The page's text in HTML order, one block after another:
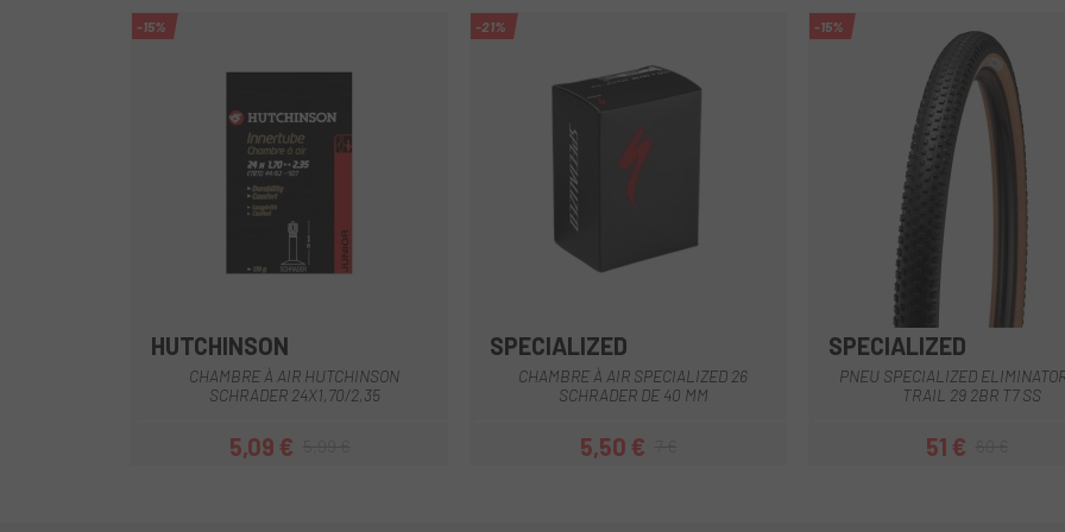
Multi
-15%
HUTCHINSON
CHAMBRE À AIR HUTCHINSON
SCHRADER 24X1,70/2,35
Prix
5,09 €Prix habituel
-21%
SPECIALIZED
CHAMBRE À AIR SPECIALIZED 26
SCHRADER DE 40 MM
Prix
5,50 €Prix habituel
Marron
-15%
SPECIALIZED
PNEU SPECIALIZED
TRAIL 29 2BR T7 SS
51 €